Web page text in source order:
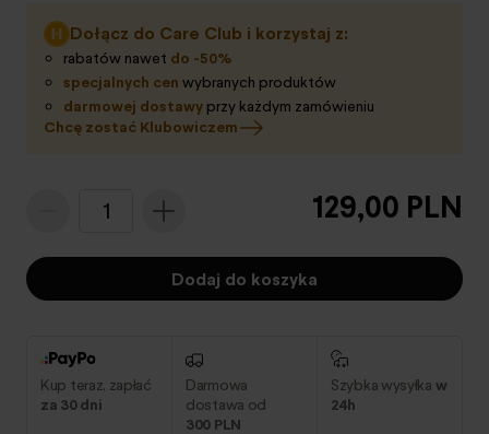
Dołącz do Care Club i korzystaj z:
rabatów nawet do -50%
specjalnych cen wybranych produktów
darmowej dostawy przy każdym zamówieniu
Chcę zostać Klubowiczem
1 129,00 PLN
Dodaj do koszyka
Kup teraz, zapłać
za 30 dni
Darmowa
dostawa od
300 PLN
Szybka wysyłka w
24h